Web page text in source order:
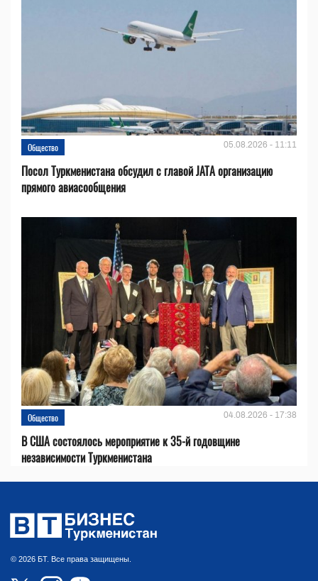
Общество 05.08.2026 - 11:11
Посол Туркменистана обсудил с главой JATA организацию
прямого авиасообщения
Общество 04.08.2026 - 17:38
В США состоялось мероприятие к 35-й годовщине
независимости Туркменистана
© 2026 БТ. Все права защищены.